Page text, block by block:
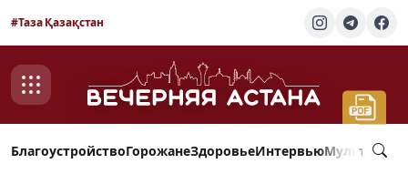
#Таза Қазақстан
БлагоустройствоГорожанеЗдоровьеИнтервью